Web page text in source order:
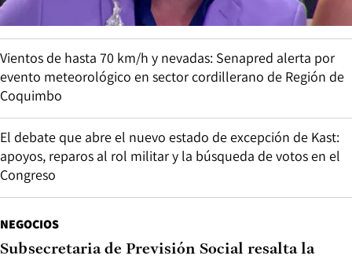
Vientos de hasta 70 km/h y nevadas: Senapred alerta por
evento meteorológico en sector cordillerano de Región de
Coquimbo
El debate que abre el nuevo estado de excepción de Kast:
apoyos, reparos al rol militar y la búsqueda de votos en el
Congreso
NEGOCIOS
Subsecretaria de Previsión Social resalta la